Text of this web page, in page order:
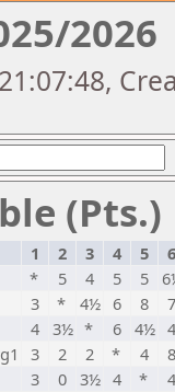
2026
(Pts.)
1 2 3 4 5
6
* 5 4 5 5
3 * 4½ 6 8
4 3½ * 6 4½
3 2 2 * 4
3 0 3½ 4 *